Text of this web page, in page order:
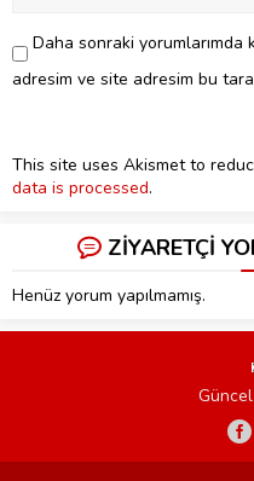
Daha sonraki yorumlarımda
adresim ve site adresim bu
This site uses Akismet to
data is processed.
ZİYARETÇİ
Henüz yorum yapılmamış.